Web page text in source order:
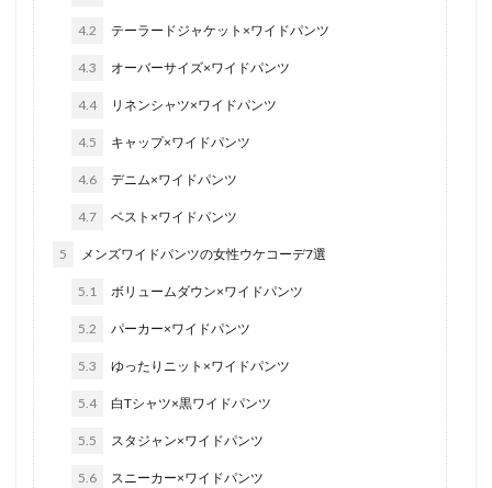
4.2 テーラードジャケット×ワイドパンツ
4.3 オーバーサイズ×ワイドパンツ
4.4 リネンシャツ×ワイドパンツ
4.5 キャップ×ワイドパンツ
4.6 デニム×ワイドパンツ
4.7 ベスト×ワイドパンツ
5 メンズワイドパンツの女性ウケコーデ7選
5.1 ボリュームダウン×ワイドパンツ
5.2 パーカー×ワイドパンツ
5.3 ゆったりニット×ワイドパンツ
5.4 白Tシャツ×黒ワイドパンツ
5.5 スタジャン×ワイドパンツ
5.6 スニーカー×ワイドパンツ